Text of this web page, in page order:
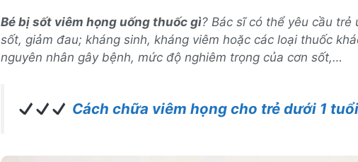
Bé bị sốt viêm họng uống thuốc gì? Bác sĩ có thể yêu cầu trẻ
sốt, giảm đau; kháng sinh, kháng viêm hoặc các loại thuốc
nguyên nhân gây bệnh, mức độ nghiêm trọng của cơn sốt,…
Cách chữa viêm họng cho trẻ dưới 1 tuổi